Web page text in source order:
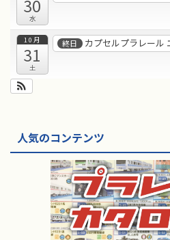
30
水
10月
31
土
終日 カプセルプラレール
人気のコンテンツ